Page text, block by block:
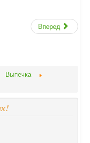
Вперед
Выпечка